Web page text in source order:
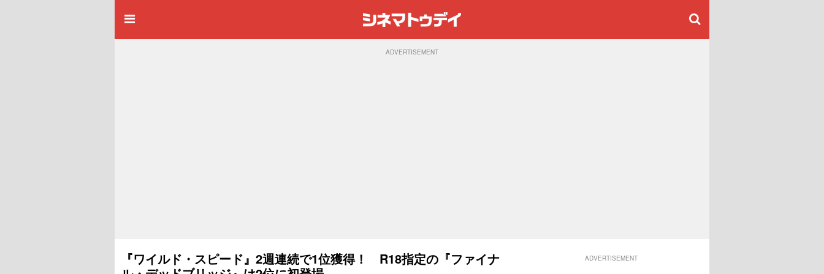
ADVERTISEMENT
『ワイルド・スピード』2週連続で1位獲得！ R18指定の『ファイナ
ADVERTISEMENT